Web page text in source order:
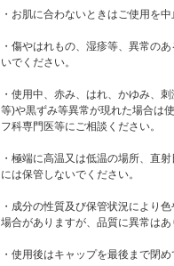
・お肌に合わないときはご使用を中
・傷やはれもの、湿疹等、異常の
いでください。
・使用中、赤み、はれ、かゆみ、
等)や黒ずみ等異常が現れた場合は
フ科専門医等にご相談ください。
・極端に高温又は低温の場所、直
には保管しないでください。
・成分の性質及び保管状況により
場合がありますが、品質に異常はあ
・使用後はキャップを最後まで閉め